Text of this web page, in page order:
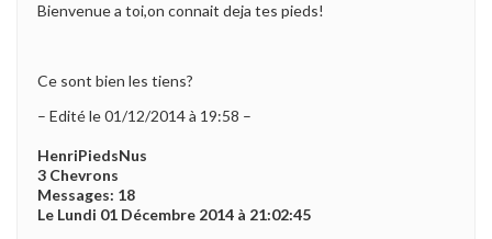
Bienvenue a toi,on connait deja tes pieds!
Ce sont bien les tiens?
– Edité le 01/12/2014 à 19:58 –
HenriPiedsNus
3 Chevrons
Messages: 18
Le Lundi 01 Décembre 2014 à 21:02:45